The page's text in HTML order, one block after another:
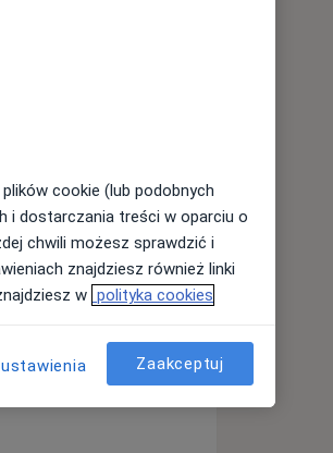
Ndz,
9 Sie 10 Sie
Wt,
cookie (lub podobnych
i dostarczania treści w oparciu o
chwili możesz sprawdzić i
znajdziesz również linki
w polityka cookies
Zaakceptuj